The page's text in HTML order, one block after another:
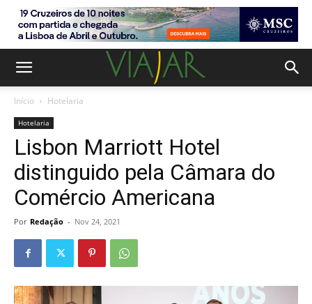
Início Hotelaria
Hotelaria
Lisbon Marriott Hotel
distinguido pela Câmara do
Comércio Americana
Por Redação - Nov 24, 2021